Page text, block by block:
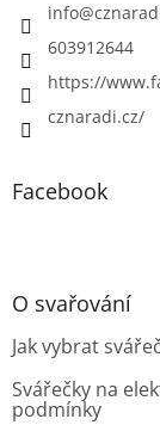
info@
603912644
https://
cznaradi.cz/
Facebook
O svařování
Jak vybrat
Svářečky na
podmínky